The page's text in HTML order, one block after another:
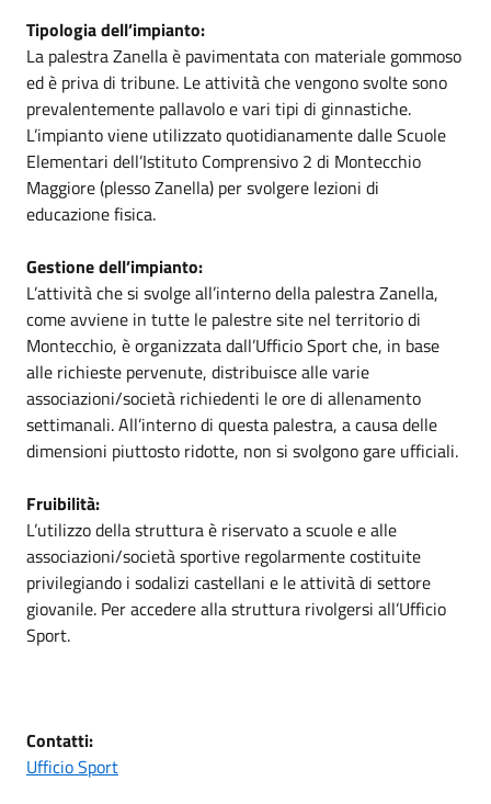
Tipologia dell’impianto:
La palestra Zanella è pavimentata con materiale gommoso
ed è priva di tribune. Le attività che vengono svolte sono
prevalentemente pallavolo e vari tipi di ginnastiche.
L’impianto viene utilizzato quotidianamente dalle Scuole
Elementari dell’Istituto Comprensivo 2 di Montecchio
Maggiore (plesso Zanella) per svolgere lezioni di
educazione fisica.
Gestione dell’impianto:
L’attività che si svolge all’interno della palestra Zanella,
come avviene in tutte le palestre site nel territorio di
Montecchio, è organizzata dall’Ufficio Sport che, in base
alle richieste pervenute, distribuisce alle varie
associazioni/società richiedenti le ore di allenamento
settimanali. All’interno di questa palestra, a causa delle
dimensioni piuttosto ridotte, non si svolgono gare ufficiali.
Fruibilità:
L’utilizzo della struttura è riservato a scuole e alle
associazioni/società sportive regolarmente costituite
privilegiando i sodalizi castellani e le attività di settore
giovanile. Per accedere alla struttura rivolgersi all’Ufficio
Sport.
Contatti:
Ufficio Sport